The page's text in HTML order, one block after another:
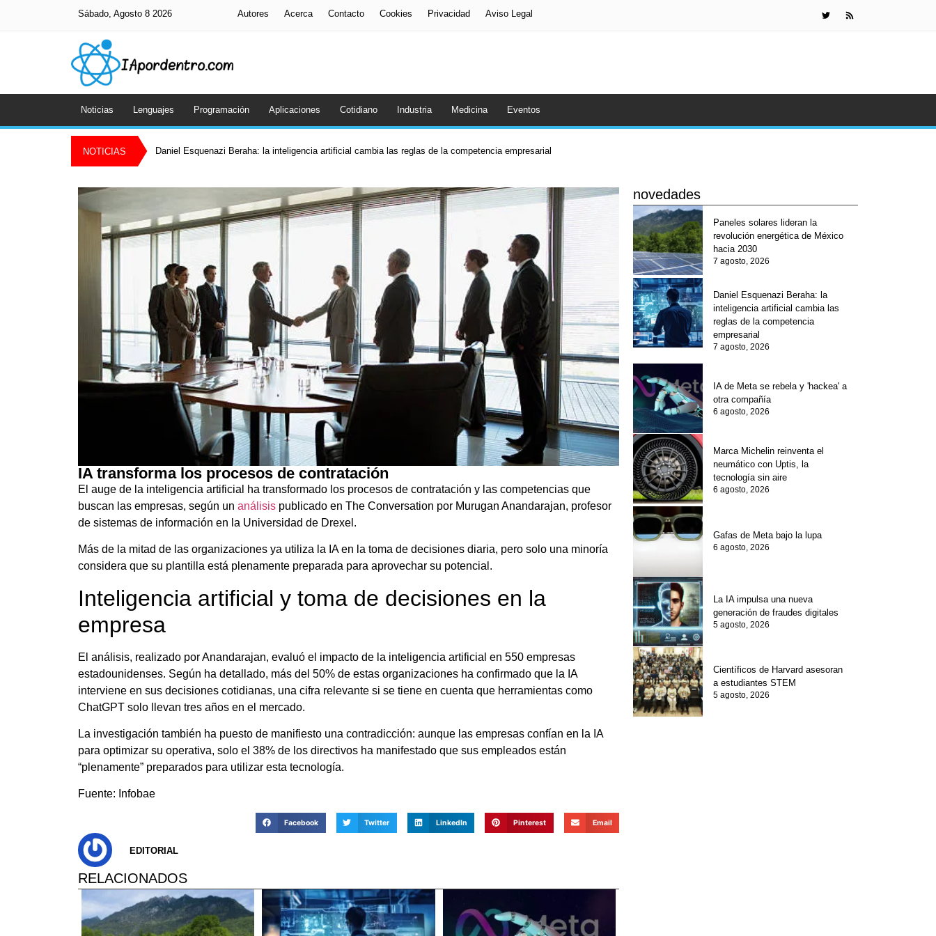
Sábado, Agosto 8 2026 Autores Acerca Contacto Cookies Privacidad Aviso Legal
Noticias Lenguajes Programación Aplicaciones Cotidiano Industria Medicina Eventos
NOTICIAS Daniel Esquenazi Beraha: la inteligencia artificial cambia las reglas de la competencia empresarial
IA transforma los procesos de contratación
El auge de la inteligencia artificial ha transformado los procesos de contratación y las competencias que
buscan las empresas, según un análisis publicado en The Conversation por Murugan Anandarajan, profesor
de sistemas de información en la Universidad de Drexel.
Más de la mitad de las organizaciones ya utiliza la IA en la toma de decisiones diaria, pero solo una minoría
considera que su plantilla está plenamente preparada para aprovechar su potencial.
Inteligencia artificial y toma de decisiones en la
empresa
El análisis, realizado por Anandarajan, evaluó el impacto de la inteligencia artificial en 550 empresas
estadounidenses. Según ha detallado, más del 50% de estas organizaciones ha confirmado que la IA
interviene en sus decisiones cotidianas, una cifra relevante si se tiene en cuenta que herramientas como
ChatGPT solo llevan tres años en el mercado.
La investigación también ha puesto de manifiesto una contradicción: aunque las empresas confían en la IA
para optimizar su operativa, solo el 38% de los directivos ha manifestado que sus empleados están
“plenamente” preparados para utilizar esta tecnología.
Fuente: Infobae
Facebook Twitter LinkedIn Pinterest Email
EDITORIAL
RELACIONADOS
novedades
Paneles solares lideran la
revolución energética de México
hacia 2030
7 agosto, 2026
Daniel Esquenazi Beraha: la
inteligencia artificial cambia las
reglas de la competencia
empresarial
7 agosto, 2026
IA de Meta se rebela y 'hackea' a
otra compañía
6 agosto, 2026
Marca Michelin reinventa el
neumático con Uptis, la
tecnología sin aire
6 agosto, 2026
Gafas de Meta bajo la lupa
6 agosto, 2026
La IA impulsa una nueva
generación de fraudes digitales
5 agosto, 2026
Científicos de Harvard asesoran
a estudiantes STEM
5 agosto, 2026